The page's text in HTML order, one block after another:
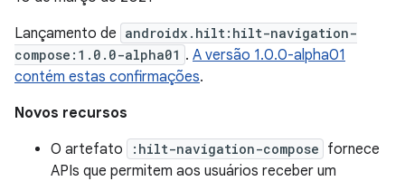
Lançamento de androidx.hilt:hilt-navigation-
compose:1.0.0-alpha01 . A versão 1.0.0-alpha01
contém estas confirmações.
Novos recursos
O artefato
:hilt-navigation-compose fornece
APIs que permitem aos usuários receber um